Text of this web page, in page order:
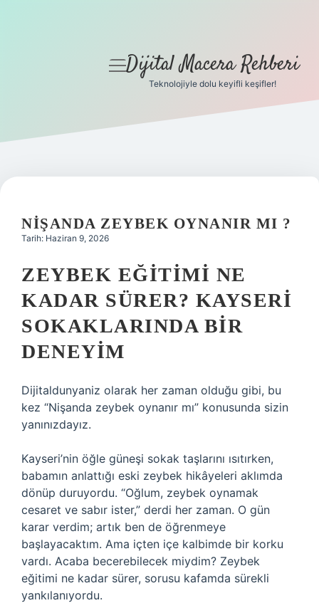
Gizlilik Politikası
Yasal Uyarı
menüyü
Dijital Macera Rehberi
Teknolojiyle dolu keyifli keşifler!
NIŞANDA ZEYBEK OYNANIR MI ?
Tarih: Haziran 9, 2026
ZEYBEK EĞITIMI NE
KADAR SÜRER? KAYSERI
SOKAKLARINDA BIR
DENEYIM
Dijitaldunyaniz olarak her zaman olduğu gibi, bu
kez “Nişanda zeybek oynanır mı” konusunda sizin
yanınızdayız.
Kayseri’nin öğle güneşi sokak taşlarını ısıtırken,
babamın anlattığı eski zeybek hikâyeleri aklımda
dönüp duruyordu. “Oğlum, zeybek oynamak
cesaret ve sabır ister,” derdi her zaman. O gün
karar verdim; artık ben de öğrenmeye
başlayacaktım. Ama içten içe kalbimde bir korku
vardı. Acaba becerebilecek miydim? Zeybek
eğitimi ne kadar sürer, sorusu kafamda sürekli
yankılanıyordu.